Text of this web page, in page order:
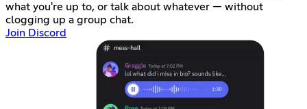
what you're up to, or talk about whatever — without
clogging up a group chat.
Join Discord